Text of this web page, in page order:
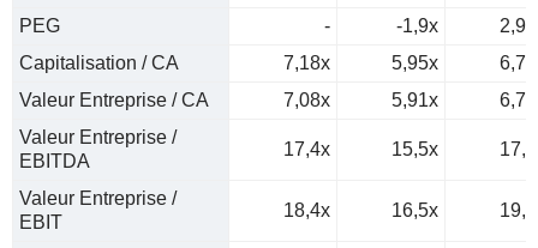
PEG
- -1,9x
Capitalisation / CA
7,18x 5,95x
Valeur Entreprise / CA
7,08x 5,91x
Valeur Entreprise /
EBITDA
17,4x 15,5x
Valeur Entreprise /
EBIT
18,4x 16,5x